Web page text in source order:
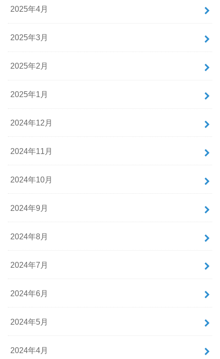
2025年4月
2025年3月
2025年2月
2025年1月
2024年12月
2024年11月
2024年10月
2024年9月
2024年8月
2024年7月
2024年6月
2024年5月
2024年4月